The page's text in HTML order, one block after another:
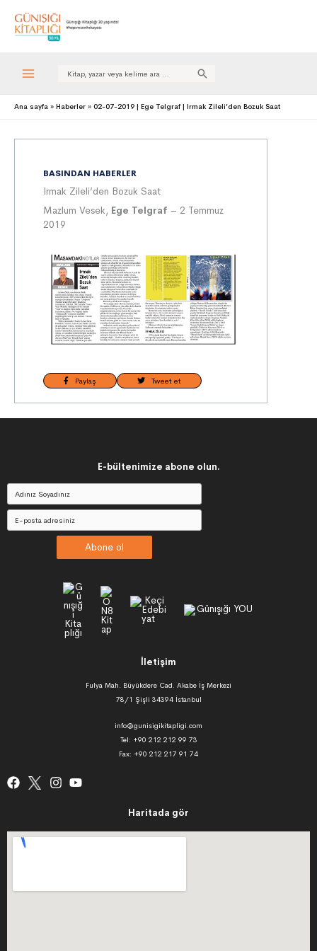
Search
Ana sayfa Haberler 02-07-2019 | Ege Telgraf | Irmak Zileli’den Bozuk Saat
BASINDAN HABERLER
Irmak Zileli’den Bozuk Saat
Mazlum Vesek, Ege Telgraf – 2 Temmuz
2019
Paylaş Tweet et
E-bültenimize abone olun.
Abone ol
İletişim
Fulya Mah. Büyükdere Cad. Akabe İş Merkezi
78/1 Şişli 34394 İstanbul
info@gunisigikitapligi.com
Tel: +90 212 212 99 73
Fax: +90 212 217 91 74
Haritada gör